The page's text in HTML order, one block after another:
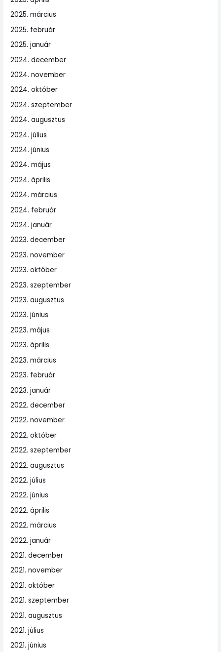
2025. március
2025. február
2025. január
2024. december
2024. november
2024. október
2024. szeptember
2024. augusztus
2024. július
2024. június
2024. május
2024. április
2024. március
2024. február
2024. január
2023. december
2023. november
2023. október
2023. szeptember
2023. augusztus
2023. június
2023. május
2023. április
2023. március
2023. február
2023. január
2022. december
2022. november
2022. október
2022. szeptember
2022. augusztus
2022. július
2022. június
2022. április
2022. március
2022. január
2021. december
2021. november
2021. október
2021. szeptember
2021. augusztus
2021. július
2021. június